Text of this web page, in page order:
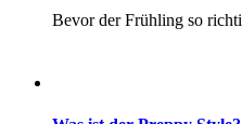
Bevor der Frühling so